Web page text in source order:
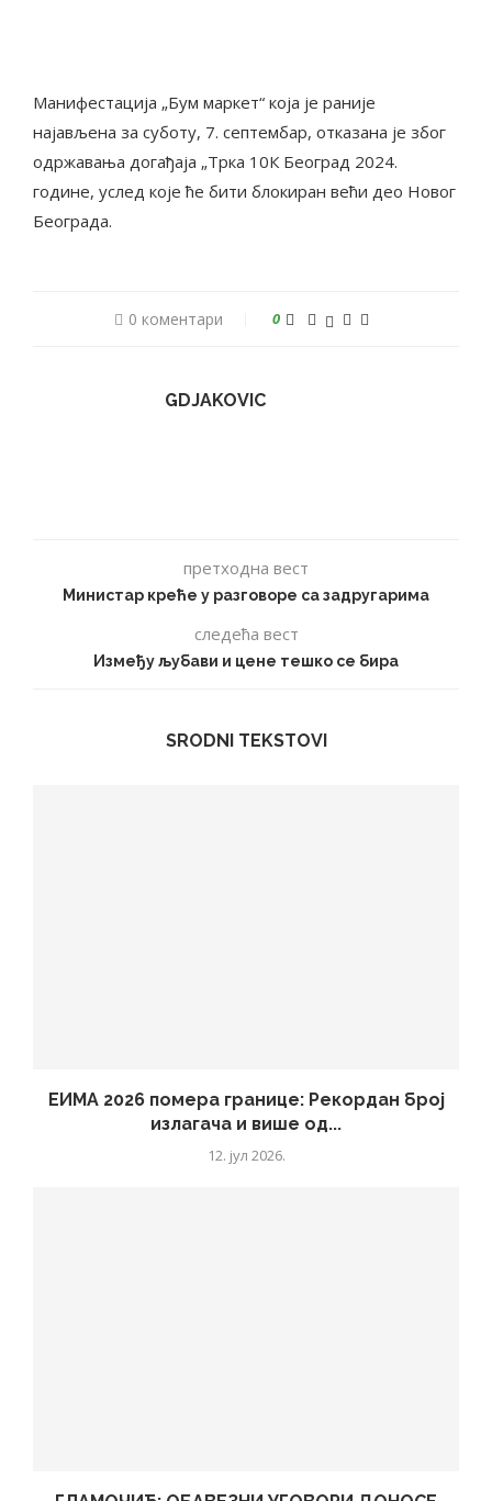
Манифестација „Бум маркет“ која је раније
најављена за суботу, 7. септембар, отказана је због
одржавања догађаја „Трка 10К Београд 2024.
године, услед које ће бити блокиран већи део Новог
Београда.
0 коментари 0
GDJAKOVIC
претходна вест
Министар креће у разговоре са задругарима
следећа вест
Између љубави и цене тешко се бира
SRODNI TEKSTOVI
ЕИМА 2026 помера границе: Рекордан број
излагача и више од...
12. јул 2026.